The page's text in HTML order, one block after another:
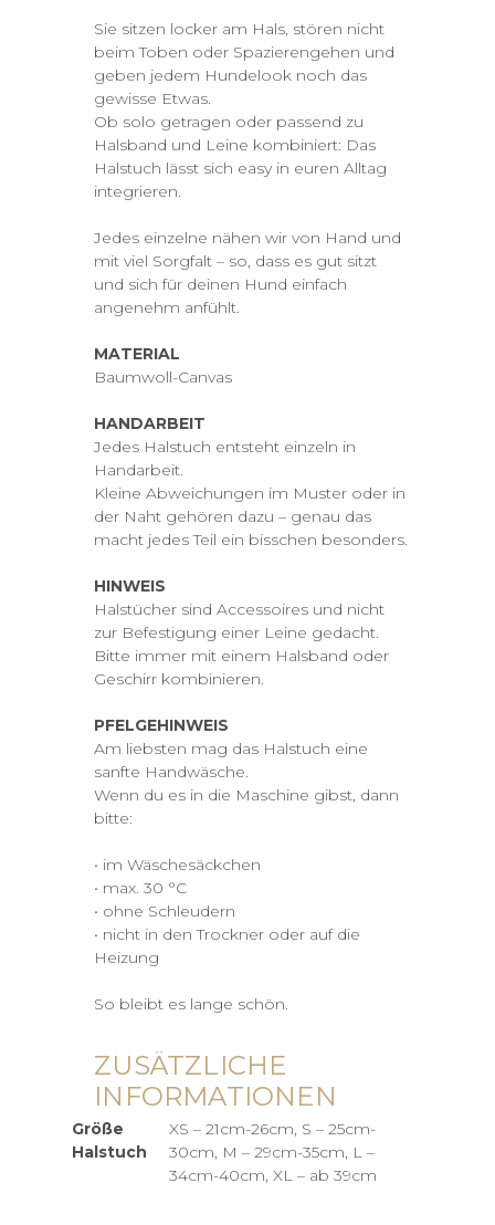
Sie sitzen locker am Hals, stören nicht
beim Toben oder Spazierengehen und
geben jedem Hundelook noch das
gewisse Etwas.
Ob solo getragen oder passend zu
Halsband und Leine kombiniert: Das
Halstuch lässt sich easy in euren Alltag
integrieren.
Jedes einzelne nähen wir von Hand und
mit viel Sorgfalt – so, dass es gut sitzt
und sich für deinen Hund einfach
angenehm anfühlt.
MATERIAL
Baumwoll-Canvas
HANDARBEIT
Jedes Halstuch entsteht einzeln in
Handarbeit.
Kleine Abweichungen im Muster oder in
der Naht gehören dazu – genau das
macht jedes Teil ein bisschen besonders.
HINWEIS
Halstücher sind Accessoires und nicht
zur Befestigung einer Leine gedacht.
Bitte immer mit einem Halsband oder
Geschirr kombinieren.
PFELGEHINWEIS
Am liebsten mag das Halstuch eine
sanfte Handwäsche.
Wenn du es in die Maschine gibst, dann
bitte:
• im Wäschesäckchen
• max. 30 °C
• ohne Schleudern
• nicht in den Trockner oder auf die
Heizung
So bleibt es lange schön.
ZUSÄTZLICHE
INFORMATIONEN
Größe
Halstuch
XS – 21cm-26cm, S – 25cm-
30cm, M – 29cm-35cm, L –
34cm-40cm, XL – ab 39cm